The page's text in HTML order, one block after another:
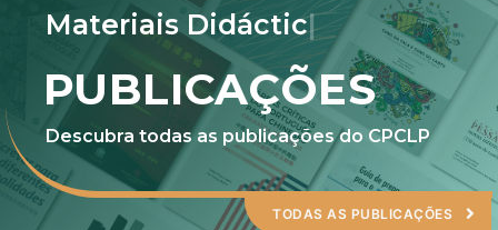
Materiais Didácticos|
PUBLICAÇÕES
Descubra todas as publicações do CPCLP
TODAS AS PUBLICAÇÕES